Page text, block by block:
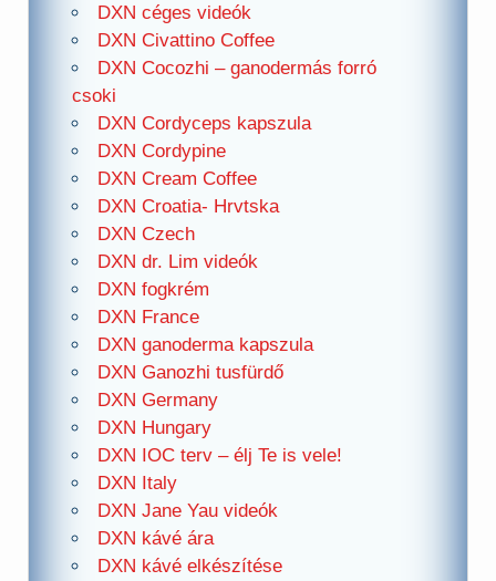
DXN céges videók
DXN Civattino Coffee
DXN Cocozhi – ganodermás forró
csoki
DXN Cordyceps kapszula
DXN Cordypine
DXN Cream Coffee
DXN Croatia- Hrvtska
DXN Czech
DXN dr. Lim videók
DXN fogkrém
DXN France
DXN ganoderma kapszula
DXN Ganozhi tusfürdő
DXN Germany
DXN Hungary
DXN IOC terv – élj Te is vele!
DXN Italy
DXN Jane Yau videók
DXN kávé ára
DXN kávé elkészítése